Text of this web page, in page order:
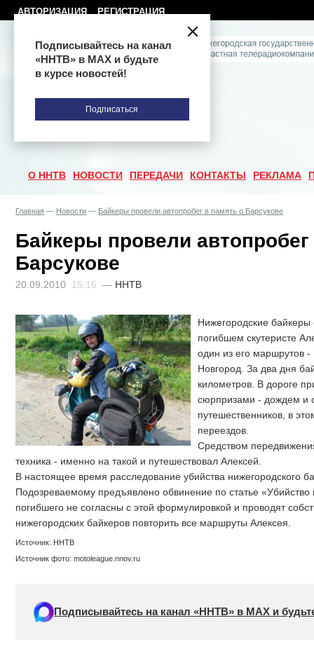
АВТОРИЗАЦИЯ РЕГИСТРАЦИЯ
О ННТВ НОВОСТИ ПЕРЕДАЧИ КОНТАКТЫ РЕКЛАМА
Главная — Новости — Байкеры провели автопробег в память о Барсукове
Байкеры провели
Барсукове
20.09.2010 15:16 — ННТВ
Нижегородские
погибшем скутеристе
один из его маршрутов
Новгород. За два дня
километров. В дороге
сюрпризами - дождем и
путешественников, в
переездов.
Средством
техника - именно на такой и путешествовал Алексей.
В настоящее время расследование убийства нижегородского
Подозреваемому предъявлено обвинение по статье «Убийство
погибшего не согласны с этой формулировкой и проводят
нижегородских байкеров повторить все маршруты Алексея.
Источник: ННТВ
Источник фото: motoleague.nnov.ru
Подписывайтесь на канал «ННТВ» в МАХ и
Подписывайтесь на канал
«ННТВ» в МАХ и будьте
в курсе новостей!
Подписаться